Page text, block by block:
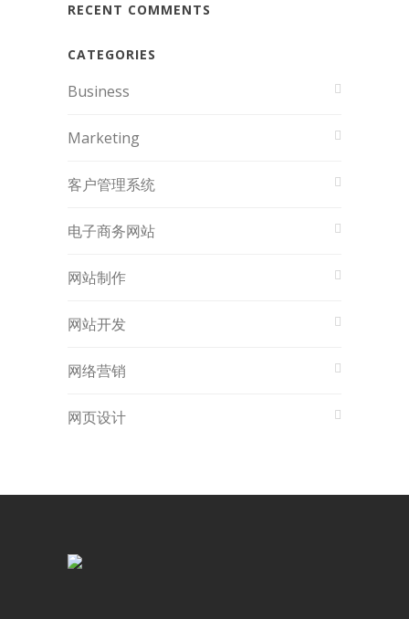
RECENT COMMENTS
CATEGORIES
Business
Marketing
客户管理系统
电子商务网站
网站制作
网站开发
网络营销
网页设计